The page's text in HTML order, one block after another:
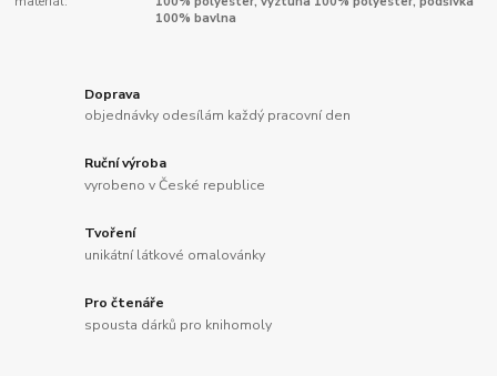
100% bavlna
Doprava
objednávky odesílám každý pracovní den
Ruční výroba
vyrobeno v České republice
Tvoření
unikátní látkové omalovánky
Pro čtenáře
spousta dárků pro knihomoly